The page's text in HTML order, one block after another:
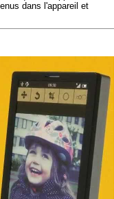
dans l'appareil et